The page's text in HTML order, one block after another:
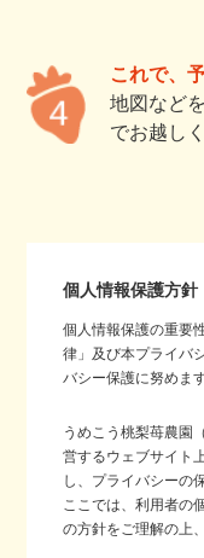
これで、
地図など
でお越し
個人情報保護方針
個人情報保護の重要
律」及び本プライバ
バシー保護に努めます
うめこう桃梨苺農園
営するウェブサイト
し、プライバシーの
ここでは、利用者の
の方針をご理解の上